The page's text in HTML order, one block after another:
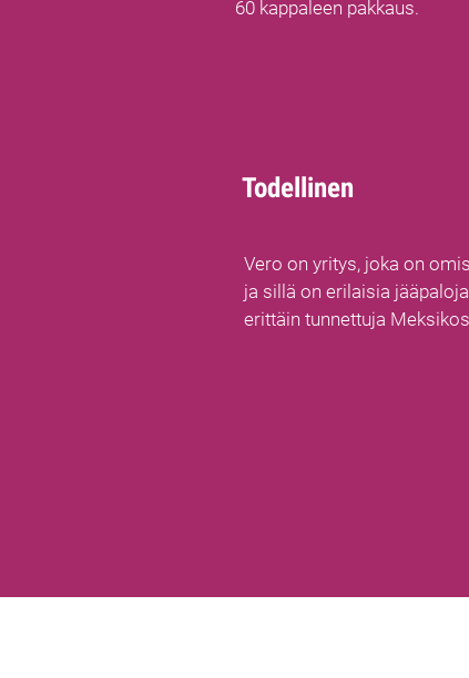
60 kappaleen pakkaus.
Todellinen
Vero on yritys, joka on
ja sillä on erilaisia
erittäin tunnettuja